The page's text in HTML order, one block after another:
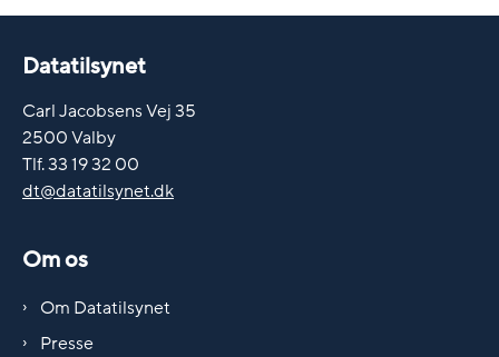
Datatilsynet
Carl Jacobsens Vej 35
2500 Valby
Tlf. 33 19 32 00
dt@datatilsynet.dk
Om os
Om Datatilsynet
Presse